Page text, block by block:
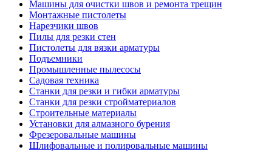
Машины для очистки швов и ремонта трещин
Монтажные пистолеты
Нарезчики швов
Пилы для резки стен
Пистолеты для вязки арматуры
Подъемники
Промышленные пылесосы
Садовая техника
Станки для резки и гибки арматуры
Станки для резки стройматериалов
Строительные материалы
Установки для алмазного бурения
Фрезеровальные машины
Шлифовальные и полировальные машины